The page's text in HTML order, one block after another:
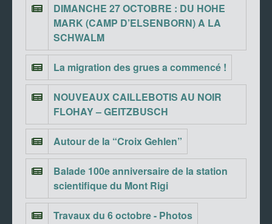
DIMANCHE 27 OCTOBRE : DU HOHE
MARK (CAMP D’ELSENBORN) A LA
SCHWALM
La migration des grues a commencé !
NOUVEAUX CAILLEBOTIS AU NOIR
FLOHAY – GEITZBUSCH
Autour de la “Croix Gehlen”
Balade 100e anniversaire de la station
scientifique du Mont Rigi
Travaux du 6 octobre - Photos